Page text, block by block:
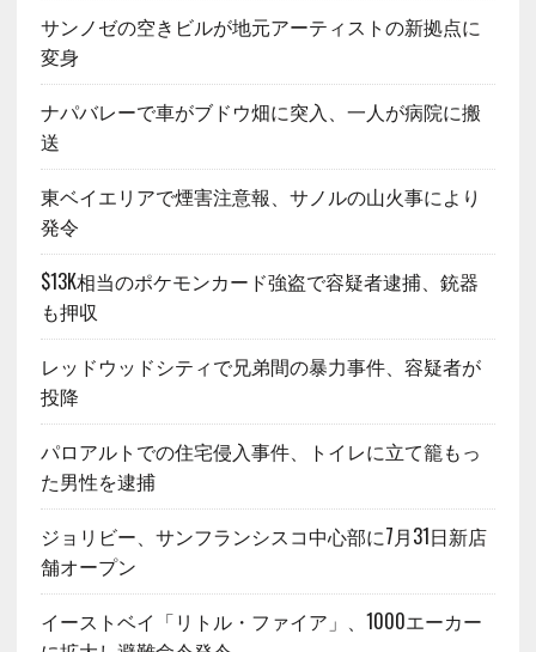
サンノゼの空きビルが地元アーティストの新拠点に
変身
ナパバレーで車がブドウ畑に突入、一人が病院に搬
送
東ベイエリアで煙害注意報、サノルの山火事により
発令
$13K相当のポケモンカード強盗で容疑者逮捕、銃器
も押収
レッドウッドシティで兄弟間の暴力事件、容疑者が
投降
パロアルトでの住宅侵入事件、トイレに立て籠もっ
た男性を逮捕
ジョリビー、サンフランシスコ中心部に7月31日新店
舗オープン
イーストベイ「リトル・ファイア」、1000エーカー